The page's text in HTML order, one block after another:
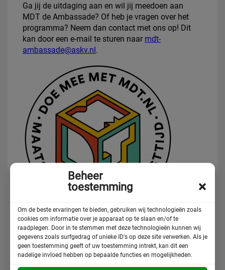
Beheer
toestemming
Om de beste ervaringen te bieden, gebruiken wij technologieën zoals
cookies om informatie over je apparaat op te slaan en/of te
raadplegen. Door in te stemmen met deze technologieën kunnen wij
gegevens zoals surfgedrag of unieke ID's op deze site verwerken. Als je
geen toestemming geeft of uw toestemming intrekt, kan dit een
nadelige invloed hebben op bepaalde functies en mogelijkheden.
Ga jij de uitdaging aan en wil jij meedoen aan
MDT de Ambassade? Of heb je vragen over het
programma? Neem dan contact met ons op! Dit
kan door een e-mail te sturen naar mdt-
ambassade@askv.nl.
Deel deze pagina